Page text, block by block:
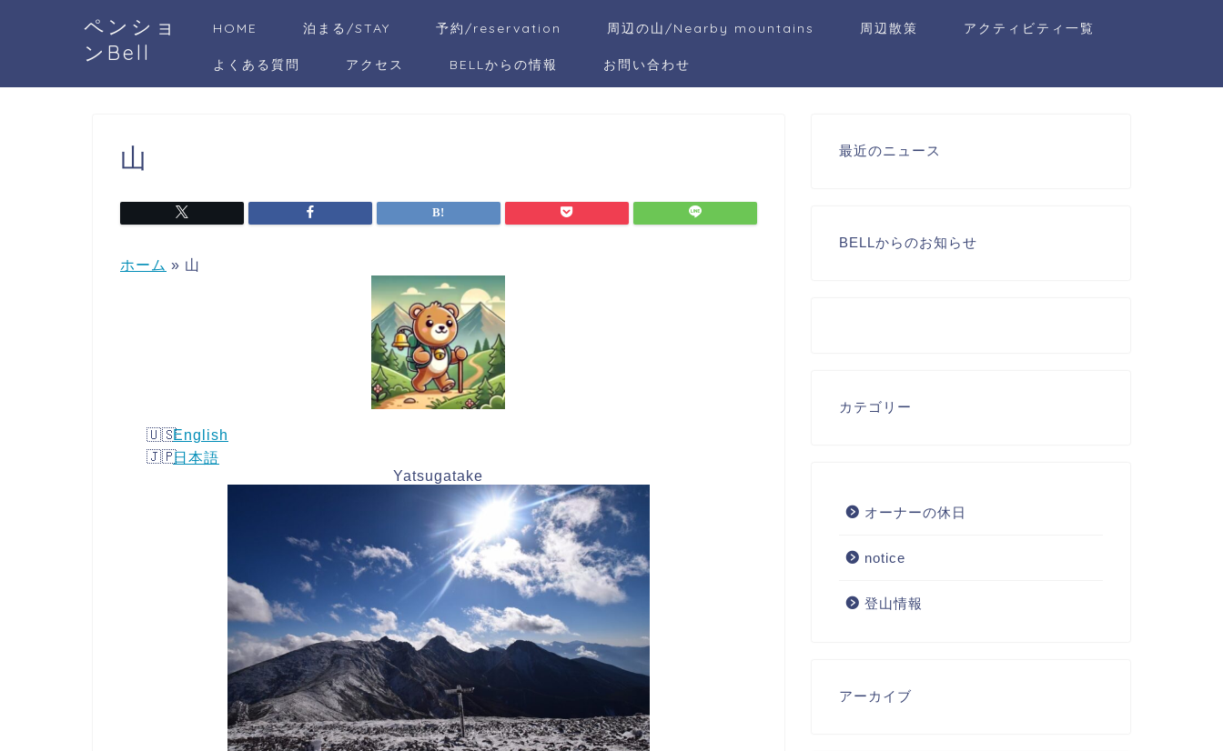
ペンショ
ンBell
HOME 泊まる/STAY 予約/reservation 周辺の山/Nearby mountains 周辺散策 アクティビティ一覧
よくある質問 アクセス BELLからの情報 お問い合わせ
山
ホーム » 山
English
日本語
Yatsugatake
最近のニュース
BELLからのお知らせ
カテゴリー
オーナーの休日
notice
登山情報
アーカイブ